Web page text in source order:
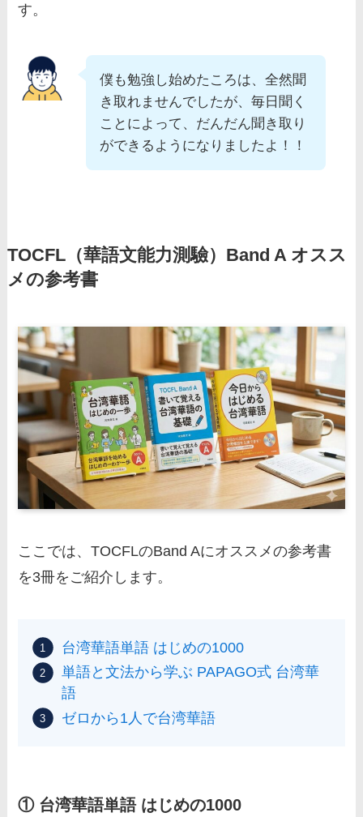
す。
僕も勉強し始めたころは、全然聞
き取れませんでしたが、毎日聞く
ことによって、だんだん聞き取り
ができるようになりましたよ！！
TOCFL（華語文能力測驗）Band A オスス
メの参考書
ここでは、TOCFLのBand Aにオススメの参考書
を3冊をご紹介します。
台湾華語単語 はじめの1000
単語と文法から学ぶ PAPAGO式 台湾華
語
ゼロから1人で台湾華語
① 台湾華語単語 はじめの1000